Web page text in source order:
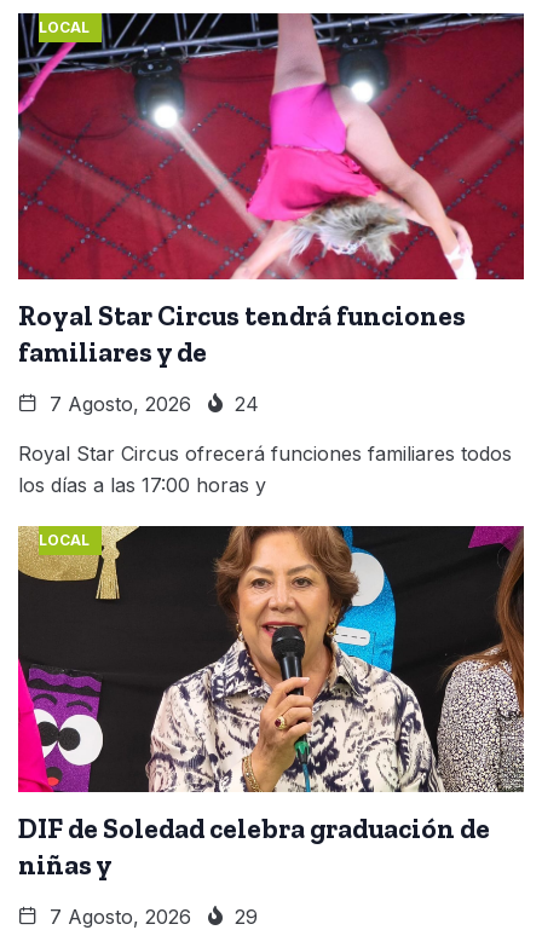
LOCAL
Royal Star Circus tendrá funciones
familiares y de
7 Agosto, 2026 24
Royal Star Circus ofrecerá funciones familiares todos
los días a las 17:00 horas y
LOCAL
DIF de Soledad celebra graduación de
niñas y
7 Agosto, 2026 29